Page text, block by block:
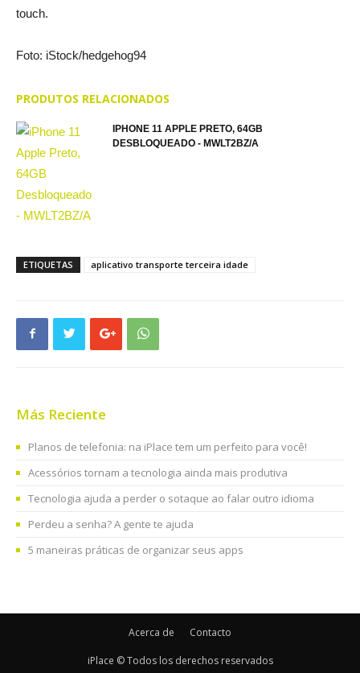
touch.
Foto: iStock/hedgehog94
PRODUTOS RELACIONADOS
IPHONE 11 APPLE PRETO, 64GB
DESBLOQUEADO - MWLT2BZ/A
ETIQUETAS aplicativo transporte terceira idade
Más Reciente
Planos de telefonia: na iPlace tem um perfeito para você!
Acessórios tornam a tecnologia ainda mais produtiva
Tecnologia ajuda a perder o sotaque ao falar outro idioma
Perdeu a senha? A gente te ajuda
5 maneiras práticas de organizar seus apps
Acerca de Contacto
iPlace © Todos los derechos reservados